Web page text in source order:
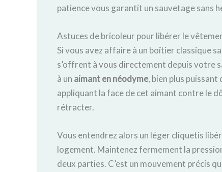
patience vous garantit un sauvetage sans
Astuces de bricoleur pour libérer le
Si vous avez affaire à un boîtier classique
s’offrent à vous directement depuis votre
à un aimant en néodyme, bien plus
appliquant la face de cet aimant contre le
rétracter.
Vous entendrez alors un léger cliquetis
logement. Maintenez fermement la
deux parties. C’est un mouvement précis